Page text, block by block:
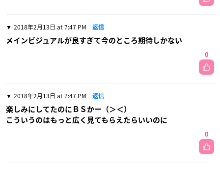
2018年2月13日 at 7:47 PM 返信
メインビジュアルが良すぎて今のところ期待しかない
0
2018年2月13日 at 7:47 PM 返信
楽しみにしてたのにＢＳかー（＞＜）
こういうのはもっと広く見てもらえたらいいのに
0